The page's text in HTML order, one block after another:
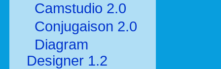
Camstudio 2.0
Conjugaison 2.0
Diagram
Designer 1.2